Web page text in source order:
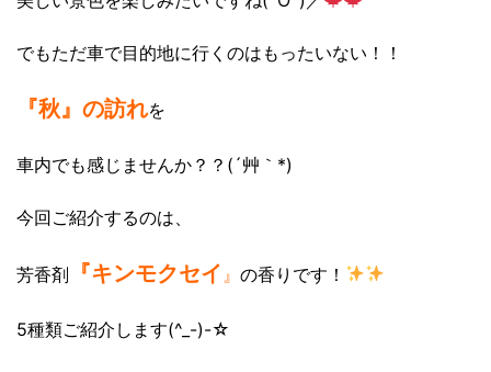
でもただ車で目的地に行くのはもったいない！！
『秋』の訪れを
車内でも感じませんか？？(´艸｀*)
今回ご紹介するのは、
芳香剤 『キンモクセイ 』 の香りです！
5種類ご紹介します(^_-)-☆